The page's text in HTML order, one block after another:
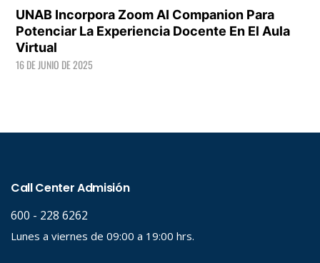
UNAB Incorpora Zoom AI Companion Para
Potenciar La Experiencia Docente En El Aula
Virtual
16 DE JUNIO DE 2025